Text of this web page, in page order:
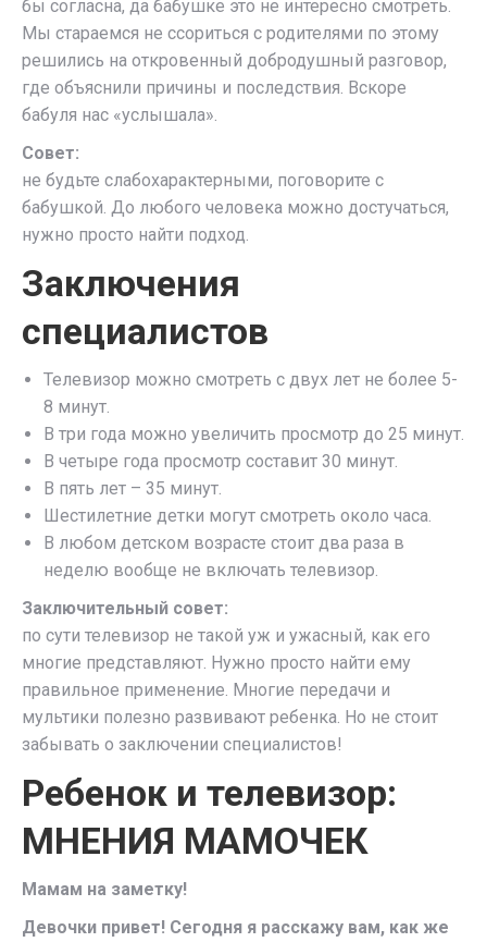
бы согласна, да бабушке это не интересно смотреть.
Мы стараемся не ссориться с родителями по этому
решились на откровенный добродушный разговор,
где объяснили причины и последствия. Вскоре
бабуля нас «услышала».
Совет:
не будьте слабохарактерными, поговорите с
бабушкой. До любого человека можно достучаться,
нужно просто найти подход.
Заключения
специалистов
Телевизор можно смотреть с двух лет не более 5-
8 минут.
В три года можно увеличить просмотр до 25 минут.
В четыре года просмотр составит 30 минут.
В пять лет – 35 минут.
Шестилетние детки могут смотреть около часа.
В любом детском возрасте стоит два раза в
неделю вообще не включать телевизор.
Заключительный совет:
по сути телевизор не такой уж и ужасный, как его
многие представляют. Нужно просто найти ему
правильное применение. Многие передачи и
мультики полезно развивают ребенка. Но не стоит
забывать о заключении специалистов!
Ребенок и телевизор:
МНЕНИЯ МАМОЧЕК
Мамам на заметку!
Девочки привет! Сегодня я расскажу вам, как же